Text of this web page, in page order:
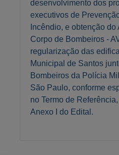
desenvolvimento dos
executivos de
Incêndio, e obtenção
Corpo de Bombeiros -
regularização das
Municipal de Santos
Bombeiros da Polícia
São Paulo, conforme
no Termo de
Anexo I do Edital.